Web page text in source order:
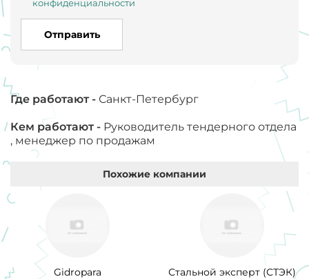
конфиденциальности
Отправить
Где работают - Санкт-Петербург
Кем работают - Руководитель тендерного отдела
, менеджер по продажам
Похожие компании
Gidropara Стальной эксперт (СТЭК)